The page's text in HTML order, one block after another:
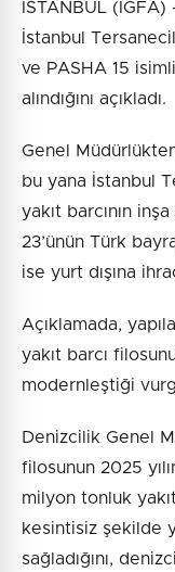
İSTANBUL
İstanbul
ve PASHA 15
alındığını açıkladı.
Genel Müdürlükten
bu yana İstanbul
yakıt barcının
23’ünün Türk
ise yurt dışına
Açıklamada,
yakıt barcı
modernleştiği
Denizcilik Genel
filosunun 2025
milyon tonluk
kesintisiz şekilde
sağladığını,